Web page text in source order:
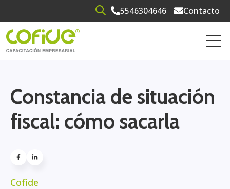
Open search5546304646 Contacto
Constancia de situación
fiscal: cómo sacarla
Cofide